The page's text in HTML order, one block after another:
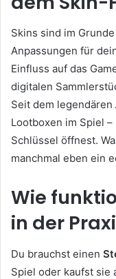
Skins sind im
Anpassungen für
Einfluss auf das
digitalen
Seit dem legendären
Lootboxen im Spiel
Schlüssel öffnest.
manchmal eben ein
Wie
in der
Du brauchst einen
Spiel oder kaufst sie